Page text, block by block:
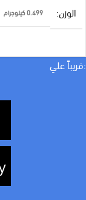
الوزن 0.499 كيلوجرام
:قريباً علي